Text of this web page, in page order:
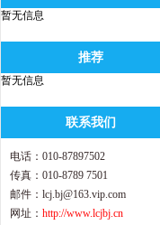
暂无信息
推荐
暂无信息
联系我们
电话：010-87897502
传真：010-8789 7501
邮件：lcj.bj@163.vip.com
网址： http://www.lcjbj.cn